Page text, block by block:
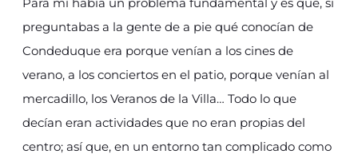
preguntabas a la gente de a pie qué conocían de
Condeduque era porque venían a los cines de
verano, a los conciertos en el patio, porque venían al
mercadillo, los Veranos de la Villa… Todo lo que
decían eran actividades que no eran propias del
centro; así que, en un entorno tan complicado como